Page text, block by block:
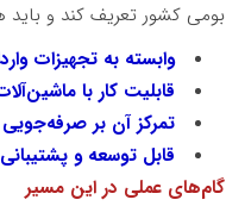
بومی کشور تعریف کند و
وابسته به تجهیزات
قابلیت کار با
تمرکز آن بر صرفه‌جویی
قابل توسعه و
گام‌های عملی در این مسیر